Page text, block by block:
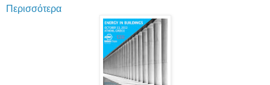
Περισσότερα